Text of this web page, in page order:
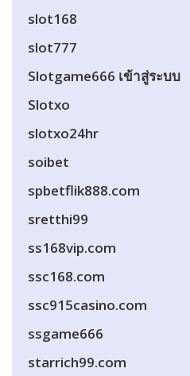
slot168
slot777
Slotgame666 เข้าสู่ระบบ
Slotxo
slotxo24hr
soibet
spbetflik888.com
sretthi99
ss168vip.com
ssc168.com
ssc915casino.com
ssgame666
starrich99.com